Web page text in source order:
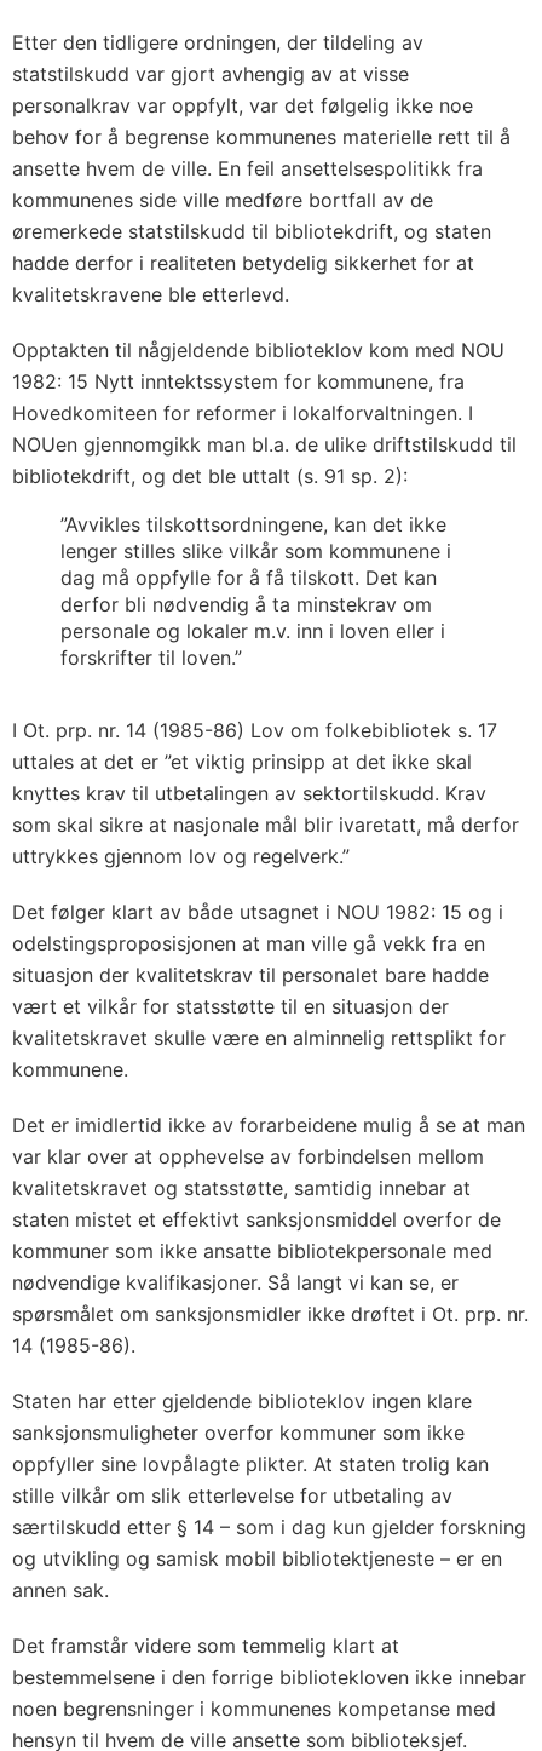
Etter den tidligere ordningen, der tildeling av
statstilskudd var gjort avhengig av at visse
personalkrav var oppfylt, var det følgelig ikke noe
behov for å begrense kommunenes materielle rett til å
ansette hvem de ville. En feil ansettelsespolitikk fra
kommunenes side ville medføre bortfall av de
øremerkede statstilskudd til bibliotekdrift, og staten
hadde derfor i realiteten betydelig sikkerhet for at
kvalitetskravene ble etterlevd.
Opptakten til någjeldende biblioteklov kom med NOU
1982: 15 Nytt inntektssystem for kommunene, fra
Hovedkomiteen for reformer i lokalforvaltningen. I
NOUen gjennomgikk man bl.a. de ulike driftstilskudd til
bibliotekdrift, og det ble uttalt (s. 91 sp. 2):
”Avvikles tilskottsordningene, kan det ikke
lenger stilles slike vilkår som kommunene i
dag må oppfylle for å få tilskott. Det kan
derfor bli nødvendig å ta minstekrav om
personale og lokaler m.v. inn i loven eller i
forskrifter til loven.”
I Ot. prp. nr. 14 (1985-86) Lov om folkebibliotek s. 17
uttales at det er ”et viktig prinsipp at det ikke skal
knyttes krav til utbetalingen av sektortilskudd. Krav
som skal sikre at nasjonale mål blir ivaretatt, må derfor
uttrykkes gjennom lov og regelverk.”
Det følger klart av både utsagnet i NOU 1982: 15 og i
odelstingsproposisjonen at man ville gå vekk fra en
situasjon der kvalitetskrav til personalet bare hadde
vært et vilkår for statsstøtte til en situasjon der
kvalitetskravet skulle være en alminnelig rettsplikt for
kommunene.
Det er imidlertid ikke av forarbeidene mulig å se at man
var klar over at opphevelse av forbindelsen mellom
kvalitetskravet og statsstøtte, samtidig innebar at
staten mistet et effektivt sanksjonsmiddel overfor de
kommuner som ikke ansatte bibliotekpersonale med
nødvendige kvalifikasjoner. Så langt vi kan se, er
spørsmålet om sanksjonsmidler ikke drøftet i Ot. prp. nr.
14 (1985-86).
Staten har etter gjeldende biblioteklov ingen klare
sanksjonsmuligheter overfor kommuner som ikke
oppfyller sine lovpålagte plikter. At staten trolig kan
stille vilkår om slik etterlevelse for utbetaling av
særtilskudd etter § 14 – som i dag kun gjelder forskning
og utvikling og samisk mobil bibliotektjeneste – er en
annen sak.
Det framstår videre som temmelig klart at
bestemmelsene i den forrige bibliotekloven ikke innebar
noen begrensninger i kommunenes kompetanse med
hensyn til hvem de ville ansette som biblioteksjef.